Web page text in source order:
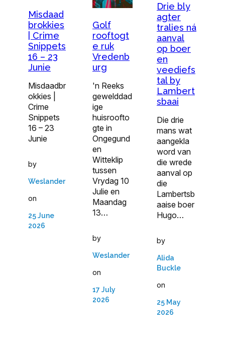
Misdaad
brokkies
| Crime
Snippets
16 – 23
Junie
Misdaadbr
okkies |
Crime
Snippets
16 – 23
Junie
by
Weslander
on
25 June
2026
Golf
rooftogt
e ruk
Vredenb
urg
'n Reeks
gewelddad
ige
huisroofto
gte in
Ongegund
en
Witteklip
tussen
Vrydag 10
Julie en
Maandag
13…
by
Weslander
on
17 July
2026
Drie bly
agter
tralies ná
aanval
op boer
en
veediefs
tal by
Lambert
sbaai
Die drie
mans wat
aangekla
word van
die wrede
aanval op
die
Lambertsb
aaise boer
Hugo…
by
Alida
Buckle
on
25 May
2026